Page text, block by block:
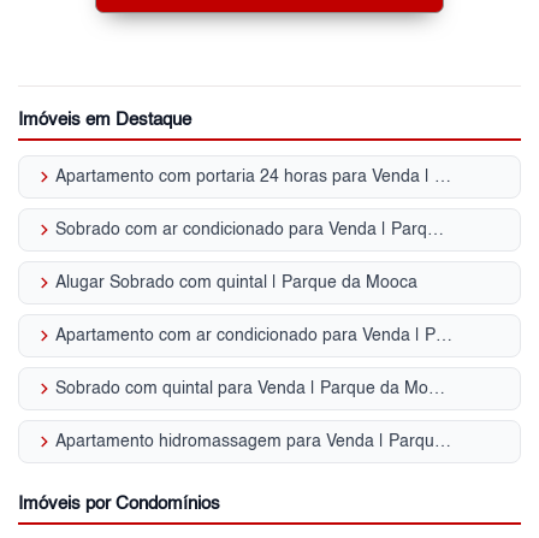
Imóveis em Destaque
keyboard_arrow_right Apartamento com portaria 24 horas para Venda | Parque da Mooca
keyboard_arrow_right Sobrado com ar condicionado para Venda | Parque da Mooca
keyboard_arrow_right Alugar Sobrado com quintal | Parque da Mooca
keyboard_arrow_right Apartamento com ar condicionado para Venda | Parque da Mooca
keyboard_arrow_right Sobrado com quintal para Venda | Parque da Mooca
keyboard_arrow_right Apartamento hidromassagem para Venda | Parque da Mooca
Imóveis por Condomínios